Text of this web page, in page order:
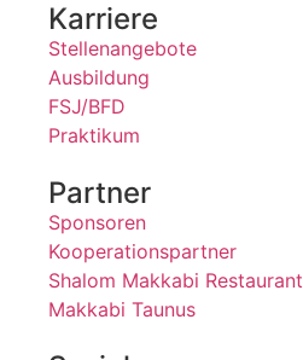
Karriere
Stellenangebote
Ausbildung
FSJ/BFD
Praktikum
Partner
Sponsoren
Kooperationspartner
Shalom Makkabi Restaurant
Makkabi Taunus